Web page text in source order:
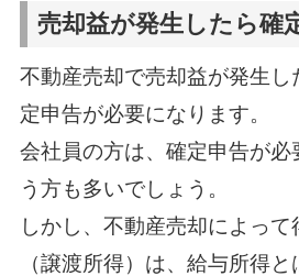
売却益が発生したら確
不動産売却で売却益が発生し
定申告が必要になります。
会社員の方は、確定申告が必
う方も多いでしょう。
しかし、不動産売却によっ
（譲渡所得）は、給与所得